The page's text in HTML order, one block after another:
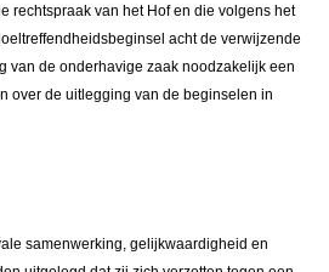
rechtspraak van het Hof en die volgens het
acht de verwijzende
van de onderhavige zaak noodzakelijk een
over de uitlegging van de beginselen in
samenwerking, gelijkwaardigheid en